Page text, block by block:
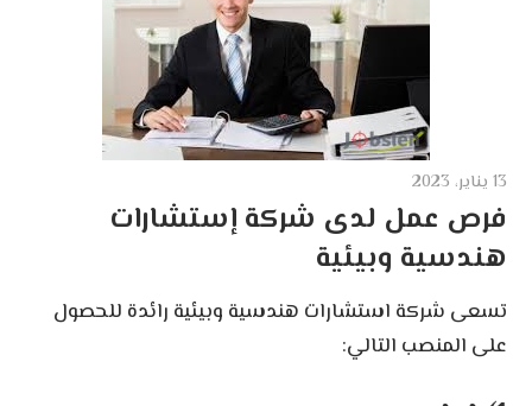
13 يناير، 2023
فرص عمل لدى شركة إستشارات
هندسية وبيئية
تسعى شركة استشارات هندسية وبيئية رائدة للحصول
على المنصب التالي: